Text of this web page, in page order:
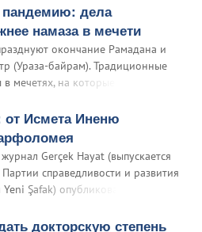
ритуала свергнуть Владимира
пандемию: дела
намаза в мечети
окончание Рамадана и
(Ураза-байрам). Традиционные
мечетях, на которые собираются
России Владимир Путин 18 мая
от Исмета Иненю
Gerçek Hayat (выпускается
справедливости и развития
Şafak) опубликовал большой
в России движения «Нурджулар»❶
докторскую степень